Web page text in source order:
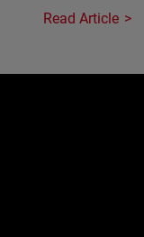
Read Article